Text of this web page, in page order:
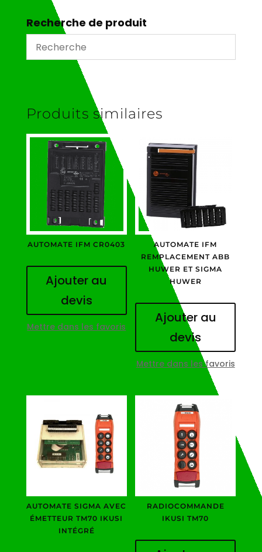
clé
CA10BF8863600E
Recherche de produit
Produits similaires
AUTOMATE IFM CR0403
Ajouter au
devis
Mettre dans les favoris
AUTOMATE IFM
REMPLACEMENT ABB
HUWER ET SIGMA
HUWER
Ajouter au
devis
Mettre dans les favoris
AUTOMATE SIGMA AVEC
ÉMETTEUR TM70 IKUSI
INTÉGRÉ
RADIOCOMMANDE
IKUSI TM70